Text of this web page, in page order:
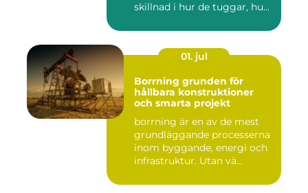
skillnad i hur de tuggar, hu...
01. jul
Borrning grunden för
hållbara konstruktioner
och smarta projekt
borrning är en av de mest
grundläggande processerna
inom byggande, energi och
infrastruktur. Utan vä...